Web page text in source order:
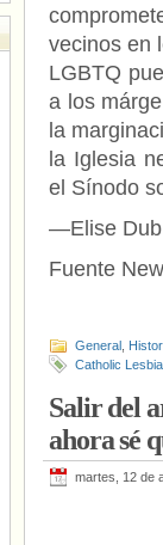
vecinos en
LGBTQ
a los
la
la Iglesia
el Sínodo
—Elise
Fuente
General
Catholic
Salir del
ahora sé
martes, 12 de